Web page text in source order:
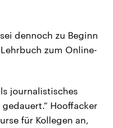
dennoch zu Beginn
zum Online-
journalistisches
Hooffacker
für Kollegen an,